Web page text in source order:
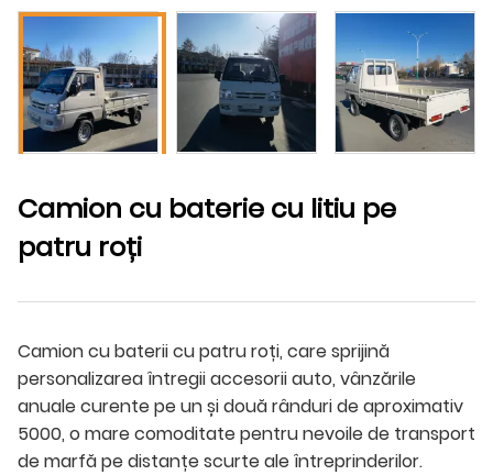
Camion cu baterie cu litiu pe
patru roți
Camion cu baterii cu patru roți, care sprijină
personalizarea întregii accesorii auto, vânzările
anuale curente pe un și două rânduri de aproximativ
5000, o mare comoditate pentru nevoile de transport
de marfă pe distanțe scurte ale întreprinderilor.